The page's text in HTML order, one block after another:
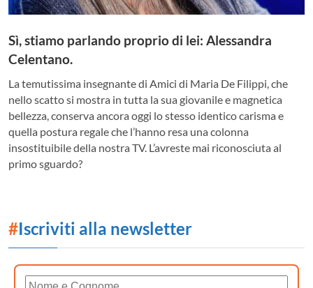
Sì, stiamo parlando proprio di lei: Alessandra
Celentano.
La temutissima insegnante di Amici di Maria De Filippi, che
nello scatto si mostra in tutta la sua giovanile e magnetica
bellezza, conserva ancora oggi lo stesso identico carisma e
quella postura regale che l’hanno resa una colonna
insostituibile della nostra TV. L’avreste mai riconosciuta al
primo sguardo?
#Iscriviti alla newsletter